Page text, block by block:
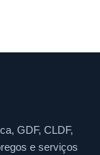
GDF, CLDF,
e serviços